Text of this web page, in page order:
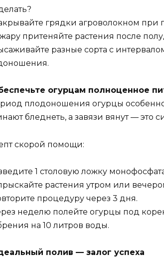
грядки агроволокном при
притеняйте растения после
разные сорта с
огурцам полноценное
плодоношения огурцы
бледнеть, а завязи вянут — это
скорой помощи:
1 столовую ложку
растения утром или
процедуру через 3 дня.
неделю полейте огурцы под
на 10 литров воды.
полив — залог успеха